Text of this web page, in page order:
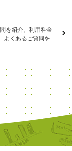
を紹介。利用料金
よくあるご質問を